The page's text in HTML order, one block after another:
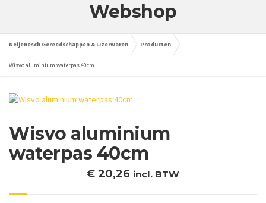
Webshop
Neijenesch Gereedschappen & IJzerwaren Producten
Wisvo aluminium waterpas 40cm
Wisvo aluminium
waterpas 40cm
€ 20,26 incl. BTW